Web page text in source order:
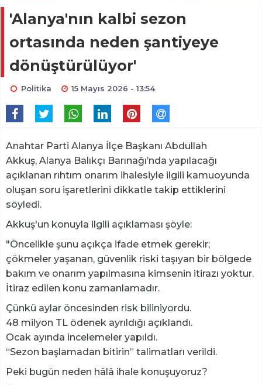
'Alanya'nın kalbi sezon
ortasında neden şantiyeye
dönüştürülüyor'
Politika 15 Mayıs 2026 - 13:54
Anahtar Parti Alanya İlçe Başkanı Abdullah
Akkuş, Alanya Balıkçı Barınağı’nda yapılacağı
açıklanan rıhtım onarım ihalesiyle ilgili kamuoyunda
oluşan soru işaretlerini dikkatle takip ettiklerini
söyledi.
Akkuş'un konuyla ilgili açıklaması şöyle:
"Öncelikle şunu açıkça ifade etmek gerekir;
çökmeler yaşanan, güvenlik riski taşıyan bir bölgede
bakım ve onarım yapılmasına kimsenin itirazı yoktur.
İtiraz edilen konu zamanlamadır.
Çünkü aylar öncesinden risk biliniyordu.
48 milyon TL ödenek ayrıldığı açıklandı.
Ocak ayında incelemeler yapıldı.
“Sezon başlamadan bitirin” talimatları verildi.
Peki bugün neden hâlâ ihale konuşuyoruz?